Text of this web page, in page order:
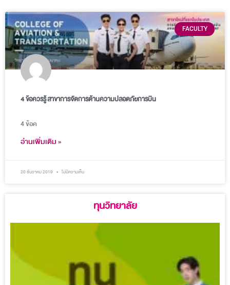
FACULTY
4 ข้อควรรู้ สาขาการจัดการด้านความปลอดภัยการบิน
4 ข้อค
อ่านเพิ่มเติม »
20 ธันวาคม 2019 ไม่มีความเห็น
ทุนวิทยาลัย